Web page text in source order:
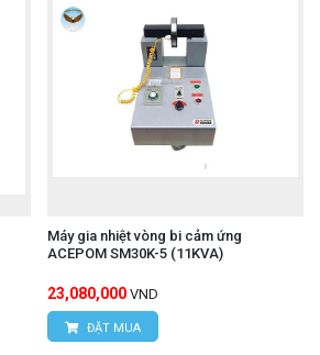
Máy gia nhiệt vòng bi cảm ứng
ACEPOM SM30K-5 (11KVA)
23,080,000 VND
ĐẶT MUA